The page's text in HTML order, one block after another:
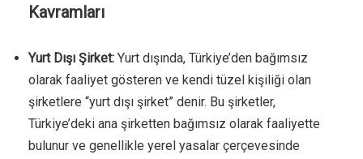
Kavramları
Yurt Dışı Şirket: Yurt dışında, Türkiye’den bağımsız
olarak faaliyet gösteren ve kendi tüzel kişiliği olan
şirketlere “yurt dışı şirket” denir. Bu şirketler,
Türkiye’deki ana şirketten bağımsız olarak faaliyette
bulunur ve genellikle yerel yasalar çerçevesinde